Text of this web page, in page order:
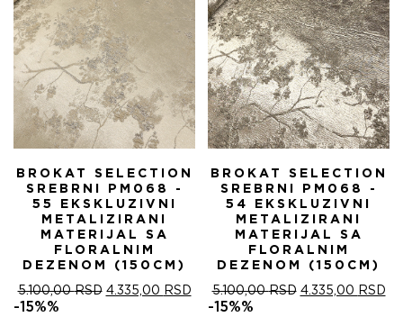
BROKAT SELECTION
SREBRNI PM068 -
55 EKSKLUZIVNI
METALIZIRANI
MATERIJAL SA
FLORALNIM
DEZENOM (150CM)
5.100,00RSD ОРИГИНАЛНА
4.335,00 RSDТРЕНУТНА
ЦЕНА
-15%%
BROKAT SELECTION
SREBRNI PM068 -
54 EKSKLUZIVNI
METALIZIRANI
MATERIJAL SA
FLORALNIM
DEZENOM (150CM)
5.100,00RSD ОРИГИНАЛНА
4.335,00 RSD
-15%%